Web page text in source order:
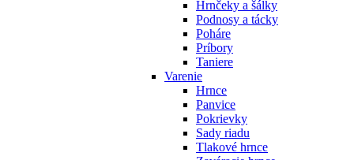
Hrnčeky a šálky
Podnosy a tácky
Poháre
Príbory
Taniere
Varenie
Hrnce
Panvice
Pokrievky
Sady riadu
Tlakové hrnce